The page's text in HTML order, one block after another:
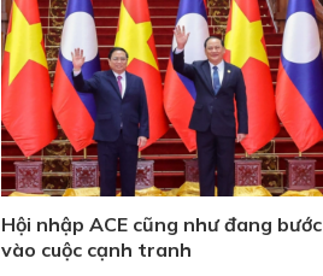
Hội nhập ACE cũng như đang bước
vào cuộc cạnh tranh